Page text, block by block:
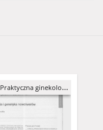
Praktyczna ginekologia...